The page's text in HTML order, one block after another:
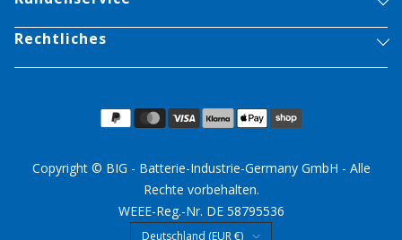
Rechtliches
Land/Region
Deutschland (EUR €)
Copyright © BIG - Batterie-Industrie-Germany GmbH - Alle
Rechte vorbehalten.
WEEE-Reg.-Nr. DE 58795536